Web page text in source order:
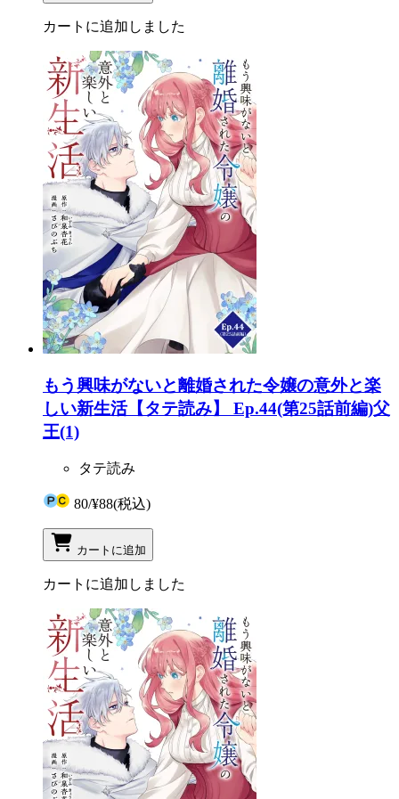
カートに追加しました
もう興味がないと離婚された令嬢の意外と楽
しい新生活【タテ読み】 Ep.44(第25話前編)父
王(1)
タテ読み
80/¥88(税込)
カートに追加
カートに追加しました